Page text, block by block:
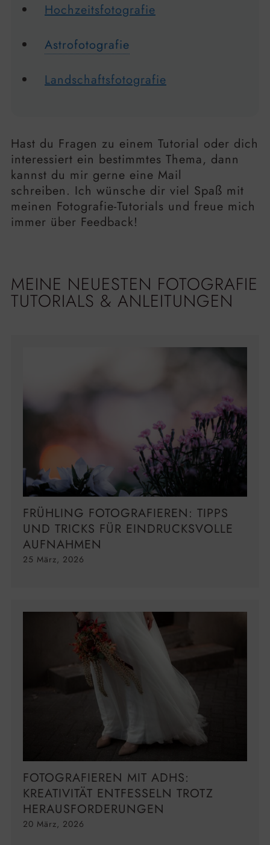
Hochzeitsfotografie
Astrofotografie
Landschaftsfotografie
Hast du Fragen zu einem Tutorial oder dich
interessiert ein bestimmtes Thema, dann
kannst du mir gerne eine Mail
schreiben. Ich wünsche dir viel Spaß mit
meinen Fotografie-Tutorials und freue mich
immer über Feedback!
MEINE NEUESTEN FOTOGRAFIE
TUTORIALS & ANLEITUNGEN
FRÜHLING FOTOGRAFIEREN: TIPPS
UND TRICKS FÜR EINDRUCKSVOLLE
AUFNAHMEN
25 März, 2026
FOTOGRAFIEREN MIT ADHS:
KREATIVITÄT ENTFESSELN TROTZ
HERAUSFORDERUNGEN
20 März, 2026